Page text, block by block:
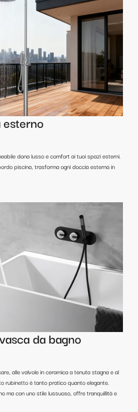
dona lusso e comfort ai tuoi spazi esterni.
piscina, trasforma ogni doccia esterna in
da bagno
alle valvole in ceramica a tenuta stagna e al
rubinetto è tanto pratico quanto elegante.
ma con uno stile lussuoso, offre tranquillità e